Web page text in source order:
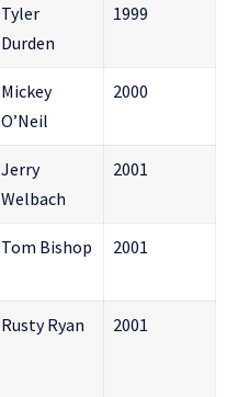
Tyler
Durden
1999
Mickey
O’Neil
2000
Jerry
Welbach
2001
Tom Bishop 2001
Rusty Ryan 2001